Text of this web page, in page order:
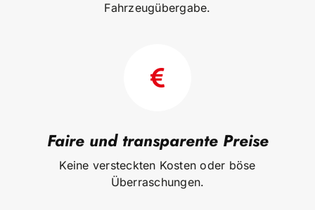
Fahrzeugübergabe.
Faire und transparente Preise
Keine versteckten Kosten oder böse
Überraschungen.